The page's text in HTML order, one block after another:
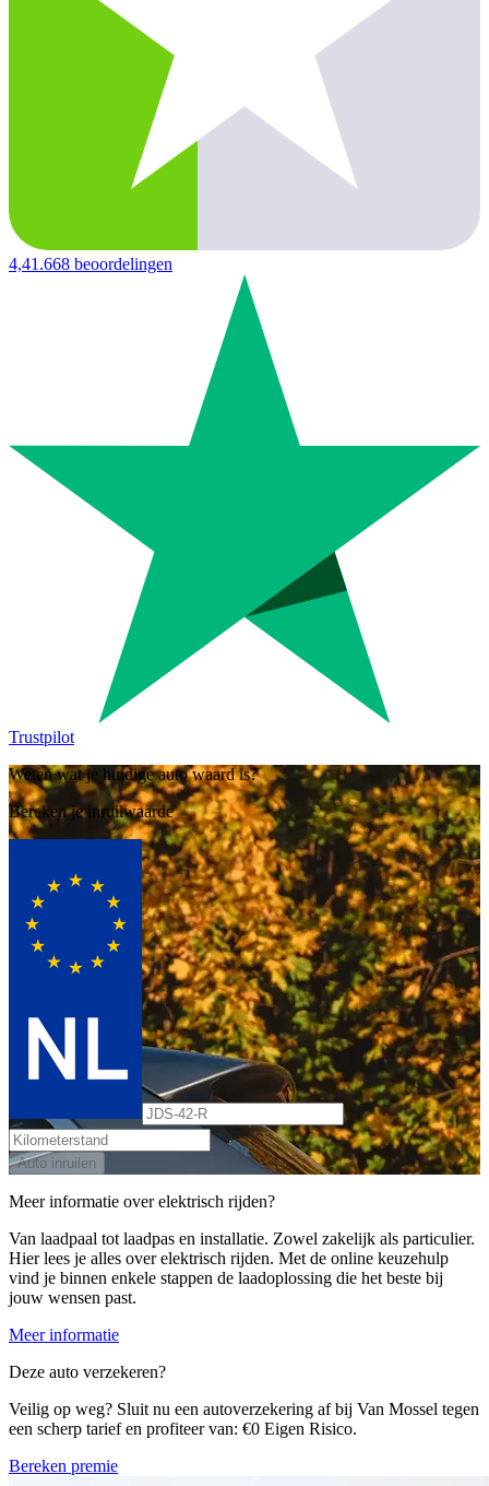
4,41.668 beoordelingen
Trustpilot
Weten wat je huidige auto waard is?
Bereken je inruilwaarde
Auto inruilen
Meer informatie over elektrisch rijden?
Van laadpaal tot laadpas en installatie. Zowel zakelijk als particulier.
Hier lees je alles over elektrisch rijden. Met de online keuzehulp
vind je binnen enkele stappen de laadoplossing die het beste bij
jouw wensen past.
Meer informatie
Deze auto verzekeren?
Veilig op weg? Sluit nu een autoverzekering af bij Van Mossel tegen
een scherp tarief en profiteer van: €0 Eigen Risico.
Bereken premie